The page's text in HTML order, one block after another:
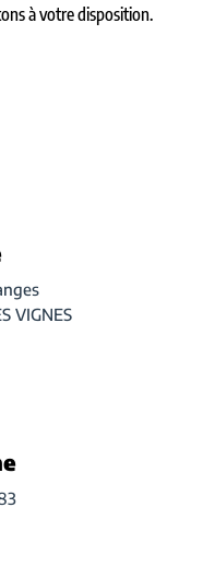
à votre disposition.
VIGNES